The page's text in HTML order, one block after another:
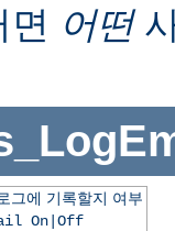
어떤
그에 기록할지 여부
On|Off